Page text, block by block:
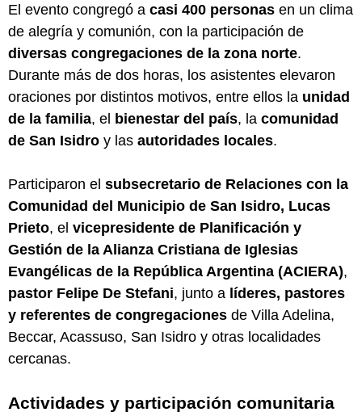
El evento congregó a casi 400 personas en un clima
de alegría y comunión, con la participación de
diversas congregaciones de la zona norte.
Durante más de dos horas, los asistentes elevaron
oraciones por distintos motivos, entre ellos la unidad
de la familia, el bienestar del país, la comunidad
de San Isidro y las autoridades locales.
Participaron el subsecretario de Relaciones con la
Comunidad del Municipio de San Isidro, Lucas
Prieto, el vicepresidente de Planificación y
Gestión de la Alianza Cristiana de Iglesias
Evangélicas de la República Argentina (ACIERA),
pastor Felipe De Stefani, junto a líderes, pastores
y referentes de congregaciones de Villa Adelina,
Beccar, Acassuso, San Isidro y otras localidades
cercanas.
Actividades y participación comunitaria